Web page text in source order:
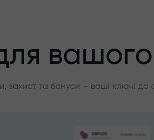
захист та бонуси – ваші ключі до